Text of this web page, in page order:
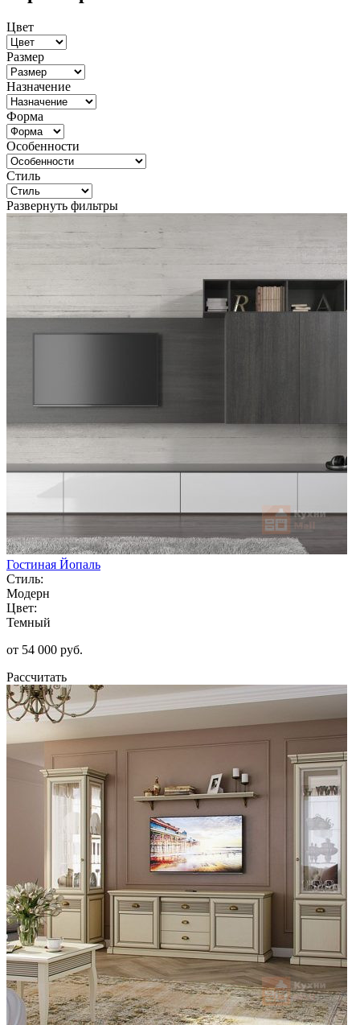
Цвет
Размер
Назначение
Форма
Особенности
Стиль
Развернуть фильтры
Гостиная Йопаль
Стиль:
Модерн
Цвет:
Темный
от 54 000 руб.
Рассчитать